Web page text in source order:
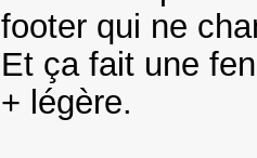
footer qui ne
Et ça fait une
+ légère.